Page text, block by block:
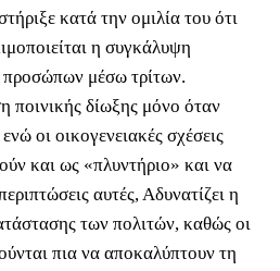
κατά την ομιλία του ότι
η συγκάλυψη
μέσω τρίτων.
ποινικής δίωξης μόνο όταν
οι οικογενειακές σχέσεις
και ως «πλυντήριο» και να
αυτές, Αδυνατίζει η
των πολιτών, καθώς οι
πια να αποκαλύπτουν τη